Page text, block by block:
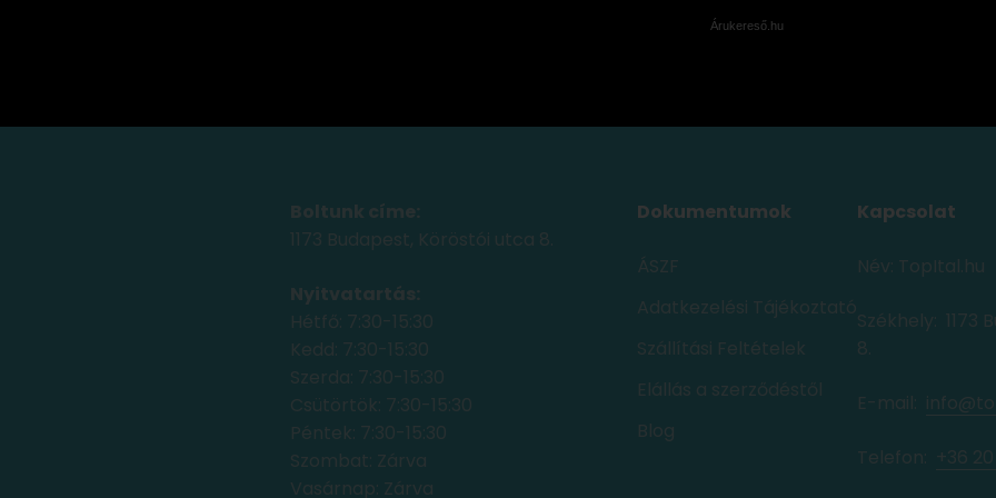
Árukereső.hu
Boltunk címe:
1173 Budapest, Köröstói utca 8.
Nyitvatartás:
Hétfő: 7:30-15:30
Kedd: 7:30-15:30
Szerda: 7:30-15:30
Csütörtök: 7:30-15:30
Péntek: 7:30-15:30
Szombat: Zárva
Vasárnap: Zárva
Dokumentumok
ÁSZF
Adatkezelési Tájékoztató
Szállítási Feltételek
Elállás a szerződéstől
Blog
Kapcsolat
Név: TopItal.hu
Székhely: 1173
8.
E-mail:
Telefon: ‭ +36